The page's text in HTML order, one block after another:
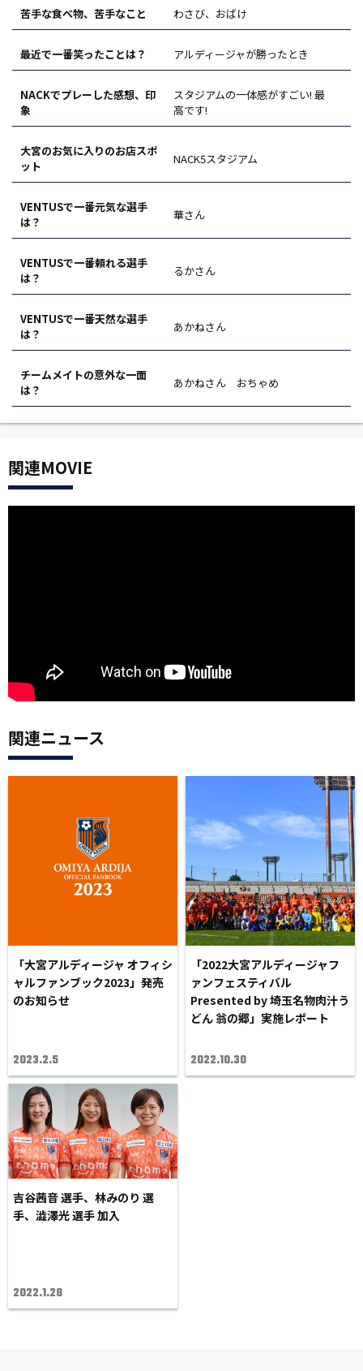
苦手な食べ物、苦手なこと わさび、おばけ
最近で一番笑ったことは？ アルディージャが勝ったとき
NACKでプレーした感想、印
象
スタジアムの一体感がすごい! 最
高です!
大宮のお気に入りのお店スポ
ット
NACK5スタジアム
VENTUSで一番元気な選手
は？
華さん
VENTUSで一番頼れる選手
は？
るかさん
VENTUSで一番天然な選手
は？
あかねさん
チームメイトの意外な一面
は？
あかねさん おちゃめ
関連MOVIE
関連ニュース
「大宮アルディージャ オフィシ
ャルファンブック2023」発売
のお知らせ
2023.2.5
「2022大宮アルディージャフ
ァンフェスティバル
Presented by 埼玉名物肉汁う
どん 翁の郷」実施レポート
2022.10.30
吉谷茜音 選手、林みのり 選
手、澁澤光 選手 加入
2022.1.28